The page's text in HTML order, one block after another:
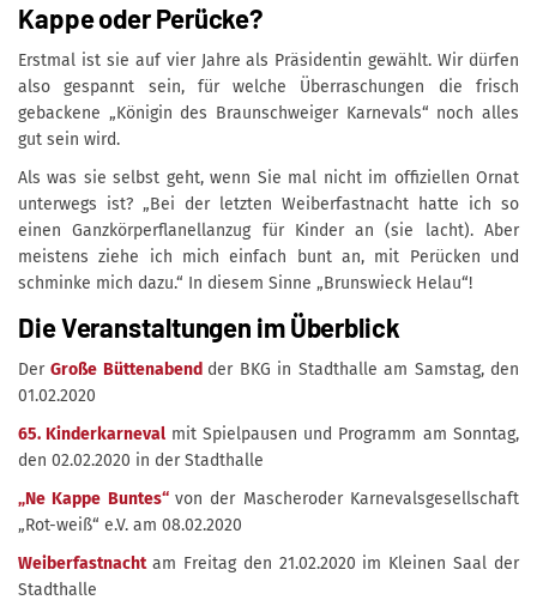
Kappe oder Perücke?
Erstmal ist sie auf vier Jahre als Präsidentin gewählt. Wir dürfen
also gespannt sein, für welche Überraschungen die frisch
gebackene „Königin des Braunschweiger Karnevals“ noch alles
gut sein wird.
Als was sie selbst geht, wenn Sie mal nicht im offiziellen Ornat
unterwegs ist? „Bei der letzten Weiberfastnacht hatte ich so
einen Ganzkörperflanellanzug für Kinder an (sie lacht). Aber
meistens ziehe ich mich einfach bunt an, mit Perücken und
schminke mich dazu.“ In diesem Sinne „Brunswieck Helau“!
Die Veranstaltungen im Überblick
DerGroße Büttenabend der BKG in Stadthalle am Samstag, den
01.02.2020
65. Kinderkarneval mit Spielpausen und Programm am Sonntag,
den 02.02.2020 in der Stadthalle
„Ne Kappe Buntes“ von der Mascheroder Karnevalsgesellschaft
„Rot-weiß“ e.V. am 08.02.2020
Weiberfastnacht am Freitag den 21.02.2020 im Kleinen Saal der
Stadthalle